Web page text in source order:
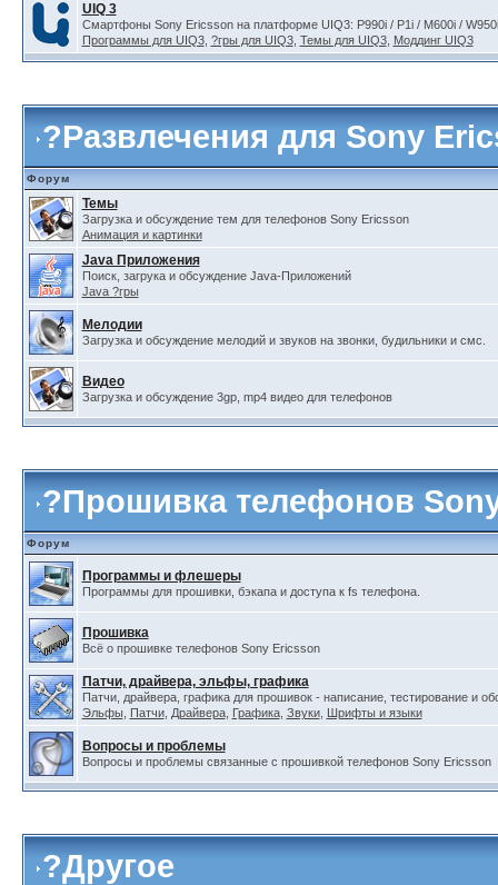
UIQ 3
Смартфоны Sony Ericsson на платформе UIQ3: P990i / P1i / M600i /
Программы для UIQ3, ?гры для UIQ3, Темы для UIQ3, Моддинг UIQ3
?Развлечения для Sony
Форум
Темы
Загрузка и обсуждение тем для телефонов Sony Ericsson
Анимация и картинки
Java Приложения
Поиск, загрука и обсуждение Java-Приложений
Java ?гры
Мелодии
Загрузка и обсуждение мелодий и звуков на звонки, будильники и смс.
Видео
Загрузка и обсуждение 3gp, mp4 видео для телефонов
?Прошивка телефонов
Форум
Программы и флешеры
Программы для прошивки, бэкапа и доступа к fs телефона.
Прошивка
Всё о прошивке телефонов Sony Ericsson
Патчи, драйвера, эльфы, графика
Патчи, драйвера, графика для прошивок - написание, тестирование и
Эльфы, Патчи, Драйвера, Графика, Звуки, Шрифты и языки
Вопросы и проблемы
Вопросы и проблемы связанные с прошивкой телефонов Sony Ericsson
?Другое